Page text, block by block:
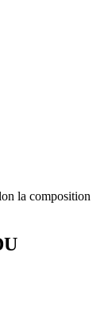
la composition